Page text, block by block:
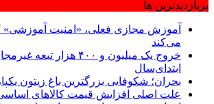
پربازدیدترین ها
آموزش مجازی فعلی، «امنیت آموزشی»
می‌کند
خروج یک میلیون و ۴۰۰ هزار
ابتدای‌سال
بحران؛ شکوفایی بزرگترین باغ زیتون
علت اصلی افزایش قیمت کالاهای